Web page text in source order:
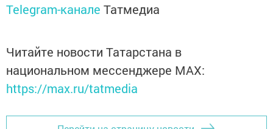
Telegram-канале Татмедиа
Читайте новости Татарстана в
национальном мессенджере MАХ:
https://max.ru/tatmedia